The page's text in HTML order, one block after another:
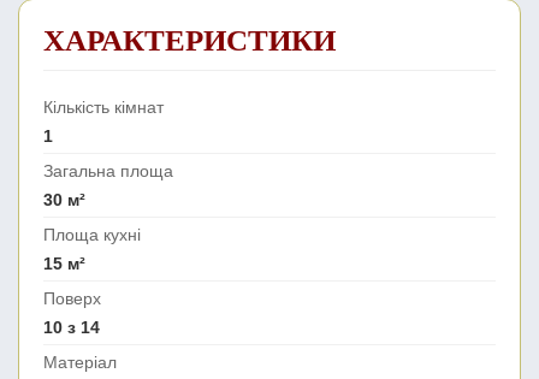
ХАРАКТЕРИСТИКИ
Кількість кімнат
1
Загальна площа
30 м²
Площа кухні
15 м²
Поверх
10 з 14
Матеріал